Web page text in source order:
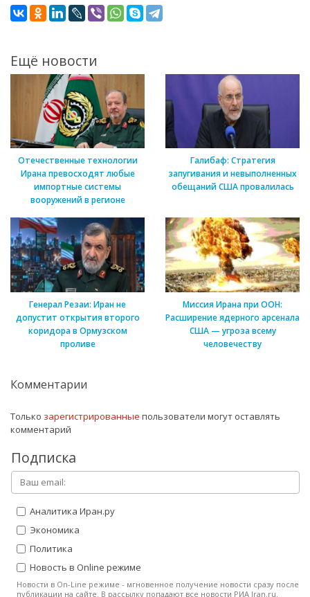
Ещё новости
Отечественные технологии
Ирана превосходят любые
импортные системы
вооружений в регионе
Галибаф: Стратегия
запугивания и невыполненных
обещаний США провалилась
Генерал Резаи: Иран не
допустит открытия второго
коридора в Ормузском
проливе
Миссия Ирана при ООН:
Расширение ядерного арсенала
США — угроза всему
человечеству
Комментарии
Только зарегистрированные пользователи могут оставлять
комментарий
Подписка
Аналитика Иран.ру
Экономика
Политика
Новость в Online режиме
Новости в On-Line режиме - мгновенное получение новости сразу после
публикации на сайте. В рассылку попадают все новости РИА Iran.ru.